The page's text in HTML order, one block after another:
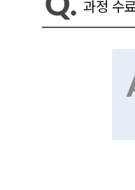
과정 수